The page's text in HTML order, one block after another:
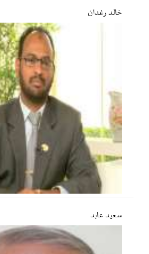
خالد رغدان
سعید عابد